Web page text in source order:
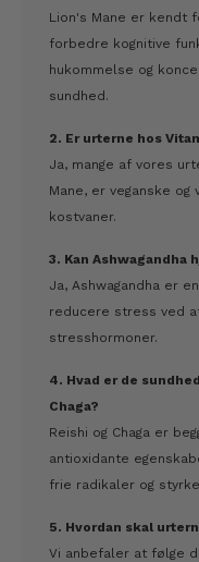
Lion's Mane er kendt
forbedre kognitive
hukommelse og
sundhed.
2. Er urterne hos
Ja, mange af vores
Mane, er veganske
kostvaner.
3. Kan Ashwagandha
Ja, Ashwagandha er
reducere stress ved
stresshormoner.
4. Hvad er de
Chaga?
Reishi og Chaga er
antioxidante
frie radikaler og
5. Hvordan skal
Vi anbefaler at følge